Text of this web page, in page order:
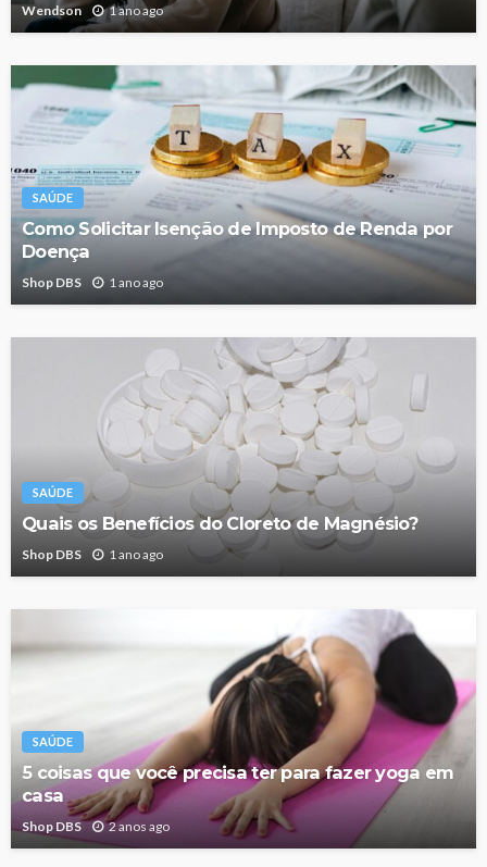
Wendson 1 ano ago
SAÚDE
Como Solicitar Isenção de Imposto de Renda por
Doença
Shop DBS 1 ano ago
SAÚDE
Quais os Benefícios do Cloreto de Magnésio?
Shop DBS 1 ano ago
SAÚDE
5 coisas que você precisa ter para fazer yoga em
casa
Shop DBS 2 anos ago